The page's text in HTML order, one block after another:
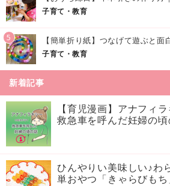
子育て・教育
5
子育て・教育
新着記事
【育児漫画】アナフィ
救急車を呼んだ妊婦の
ひんやりい美味しい♪わ
単おやつ「きゃらびもち